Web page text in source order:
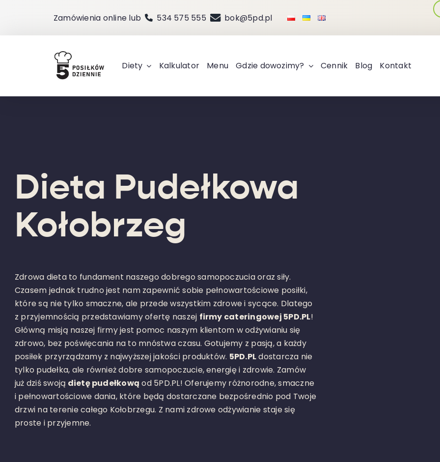
zawartości
Zamówienia online lub 534 575 555 bok@5pd.pl
Diety Kalkulator Menu Gdzie dowozimy? Cennik Blog Kontakt
Dieta Pudełkowa
Kołobrzeg
Zdrowa dieta to fundament naszego dobrego samopoczucia oraz siły.
Czasem jednak trudno jest nam zapewnić sobie pełnowartościowe posiłki,
które są nie tylko smaczne, ale przede wszystkim zdrowe i sycące. Dlatego
z przyjemnością przedstawiamy ofertę naszej firmy cateringowej 5PD.PL!
Główną misją naszej firmy jest pomoc naszym klientom w odżywianiu się
zdrowo, bez poświęcania na to mnóstwa czasu. Gotujemy z pasją, a każdy
posiłek przyrządzamy z najwyższej jakości produktów. 5PD.PLdostarcza nie
tylko pudełka, ale również dobre samopoczucie, energię i zdrowie. Zamów
już dziś swoją dietę pudełkową od 5PD.PL! Oferujemy różnorodne, smaczne
i pełnowartościowe dania, które będą dostarczane bezpośrednio pod Twoje
drzwi na terenie całego Kołobrzegu. Z nami zdrowe odżywianie staje się
proste i przyjemne.